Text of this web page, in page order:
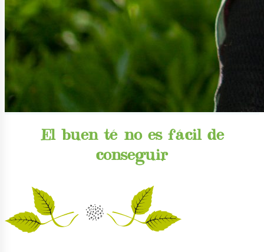
El buen té no es fácil de
conseguir